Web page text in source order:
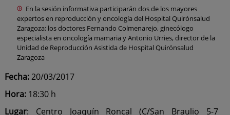
En la sesión informativa participarán dos de los mayores
expertos en reproducción y oncología del Hospital Quirónsalud
Zaragoza: los doctores Fernando Colmenarejo, ginecólogo
especialista en oncología mamaria y Antonio Urries, director de la
Unidad de Reproducción Asistida de Hospital Quirónsalud
Zaragoza
Fecha:20/03/2017
Hora:18:30 h
Lugar: Centro Joaquín Roncal (C/San Braulio 5-7